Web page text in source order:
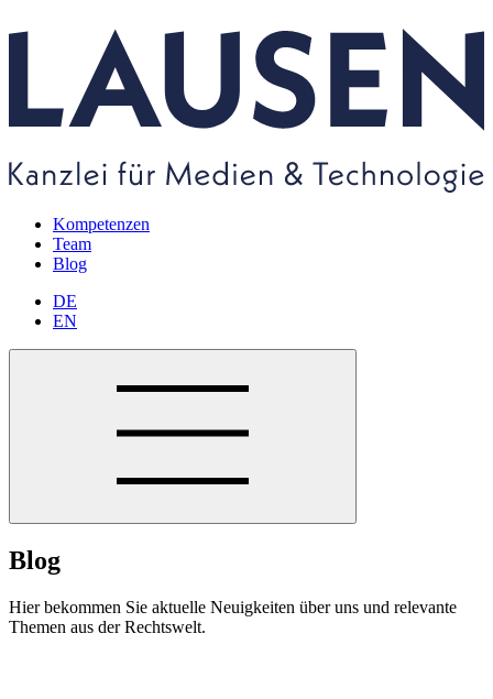
Kompetenzen
Team
Blog
DE
EN
Blog
Hier bekommen Sie aktuelle Neuigkeiten über uns und relevante
Themen aus der Rechtswelt.